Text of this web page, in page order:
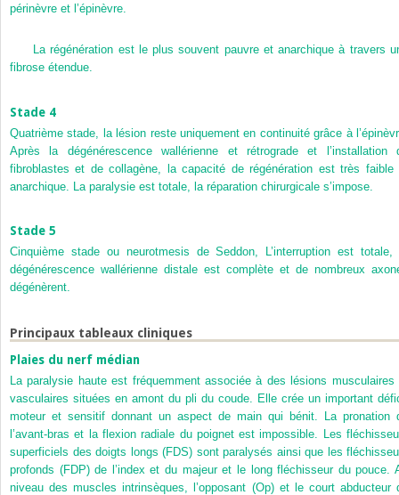
périnèvre et l’épinèvre.
La régénération est le plus souvent pauvre et anarchique à travers
fibrose étendue.
Stade 4
Quatrième stade, la lésion reste uniquement en continuité grâce à
Après la dégénérescence wallérienne et rétrograde et l’installation
fibroblastes et de collagène, la capacité de régénération est très faible
anarchique. La paralysie est totale, la réparation chirurgicale s’impose.
Stade 5
Cinquième stade ou neurotmesis de Seddon, L’interruption est totale,
dégénérescence wallérienne distale est complète et de nombreux
dégénèrent.
Principaux tableaux cliniques
Plaies du nerf médian
La paralysie haute est fréquemment associée à des lésions musculaires
vasculaires situées en amont du pli du coude. Elle crée un important
moteur et sensitif donnant un aspect de main qui bénit. La pronation
l’avant-bras et la flexion radiale du poignet est impossible. Les
superficiels des doigts longs (FDS) sont paralysés ainsi que les
profonds (FDP) de l’index et du majeur et le long fléchisseur du pouce.
niveau des muscles intrinsèques, l’opposant (Op) et le court abducteur